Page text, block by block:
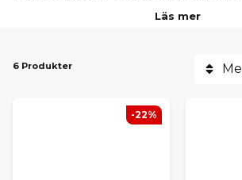
serierna. Byt ut dina gamla skivor eller
Läs mer
6 Produkter
-22%